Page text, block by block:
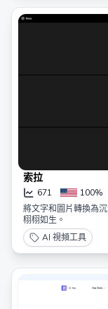
索拉
671 100%
將文字和圖片轉換為
栩栩如生。
AI 視頻工具